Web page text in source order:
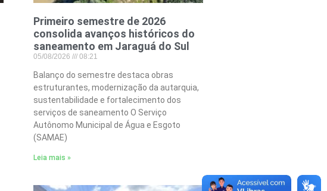
Primeiro semestre de 2026
consolida avanços históricos do
saneamento em Jaraguá do Sul
05/08/2026 08:21
Balanço do semestre destaca obras
estruturantes, modernização da autarquia,
sustentabilidade e fortalecimento dos
serviços de saneamento O Serviço
Autônomo Municipal de Água e Esgoto
(SAMAE)
Leia mais »